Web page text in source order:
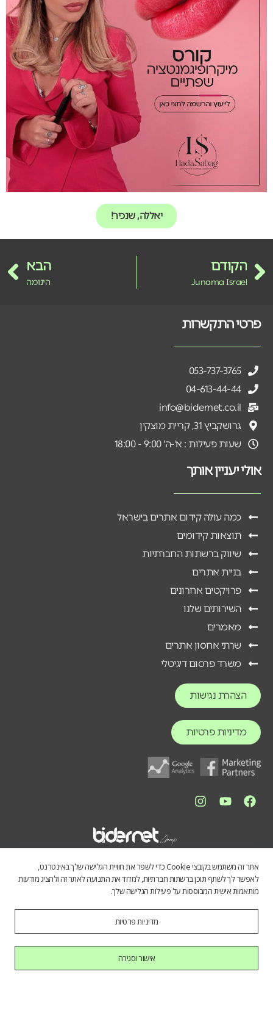
יאללה, שנכיר!
הקודם
Junama Israel
הבא
הינומה
פרטי התקשרות
053-737-3765
04-613-44-44
info@bidernet.co.il
גרושקביץ 31, קריית מוצקין
שעות פעילות : א'-ה' 9:00 - 18:00
אולי יעניין אותך
כמה עולה קידום אתרים בישראל
תוצאות קידומים
שיווק ברשתות החברתיות
בניית אתרים
פרויקטים אחרונים
השירותים שלנו
מאמרים
שרתי אחסון אתרים
משרד פרסום דיגיטלי
הצהרת נגישות
מדיניות פרטיות
התכנים באתר נועדו לספק מידע כללי לציבור הרחב. אין לראות בהם תחליף
במידע הינו על אחריות המשתמש בלבד.
אתר זה משתמש בקובצי Cookie כדי לשפר את חוויית הגלישה שלך באינטרנט,
לאפשר לך לשתף תוכן ברשתות חברתיות, למדוד את התנועה לאתר זה ולהציג מודעות
מותאמות אישית המבוססות על פעילות הגלישה שלך.
מדיניות פרטיות
אישור וסגירה